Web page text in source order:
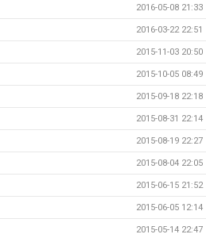
2016-05-08 21:33
2016-03-22 22:51
2015-11-03 20:50
2015-10-05 08:49
2015-09-18 22:18
2015-08-31 22:14
2015-08-19 22:27
2015-08-04 22:05
2015-06-15 21:52
2015-06-05 12:14
2015-05-14 22:47